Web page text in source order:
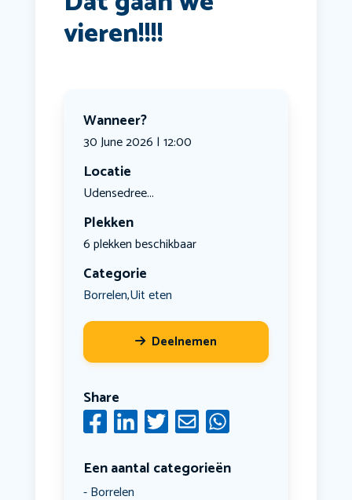
vieren!!!!
Wanneer?
30 June 2026 | 12:00
Locatie
Udensedree...
Plekken
6 plekken beschikbaar
Categorie
Borrelen,Uit eten
Deelnemen
Share
Een aantal categorieën
Borrelen